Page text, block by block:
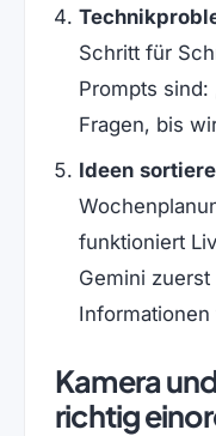
Schritt für
Prompts sind:
Fragen, bis
Ideen
funktioniert
Gemini
Informationen
Kamera
richtig